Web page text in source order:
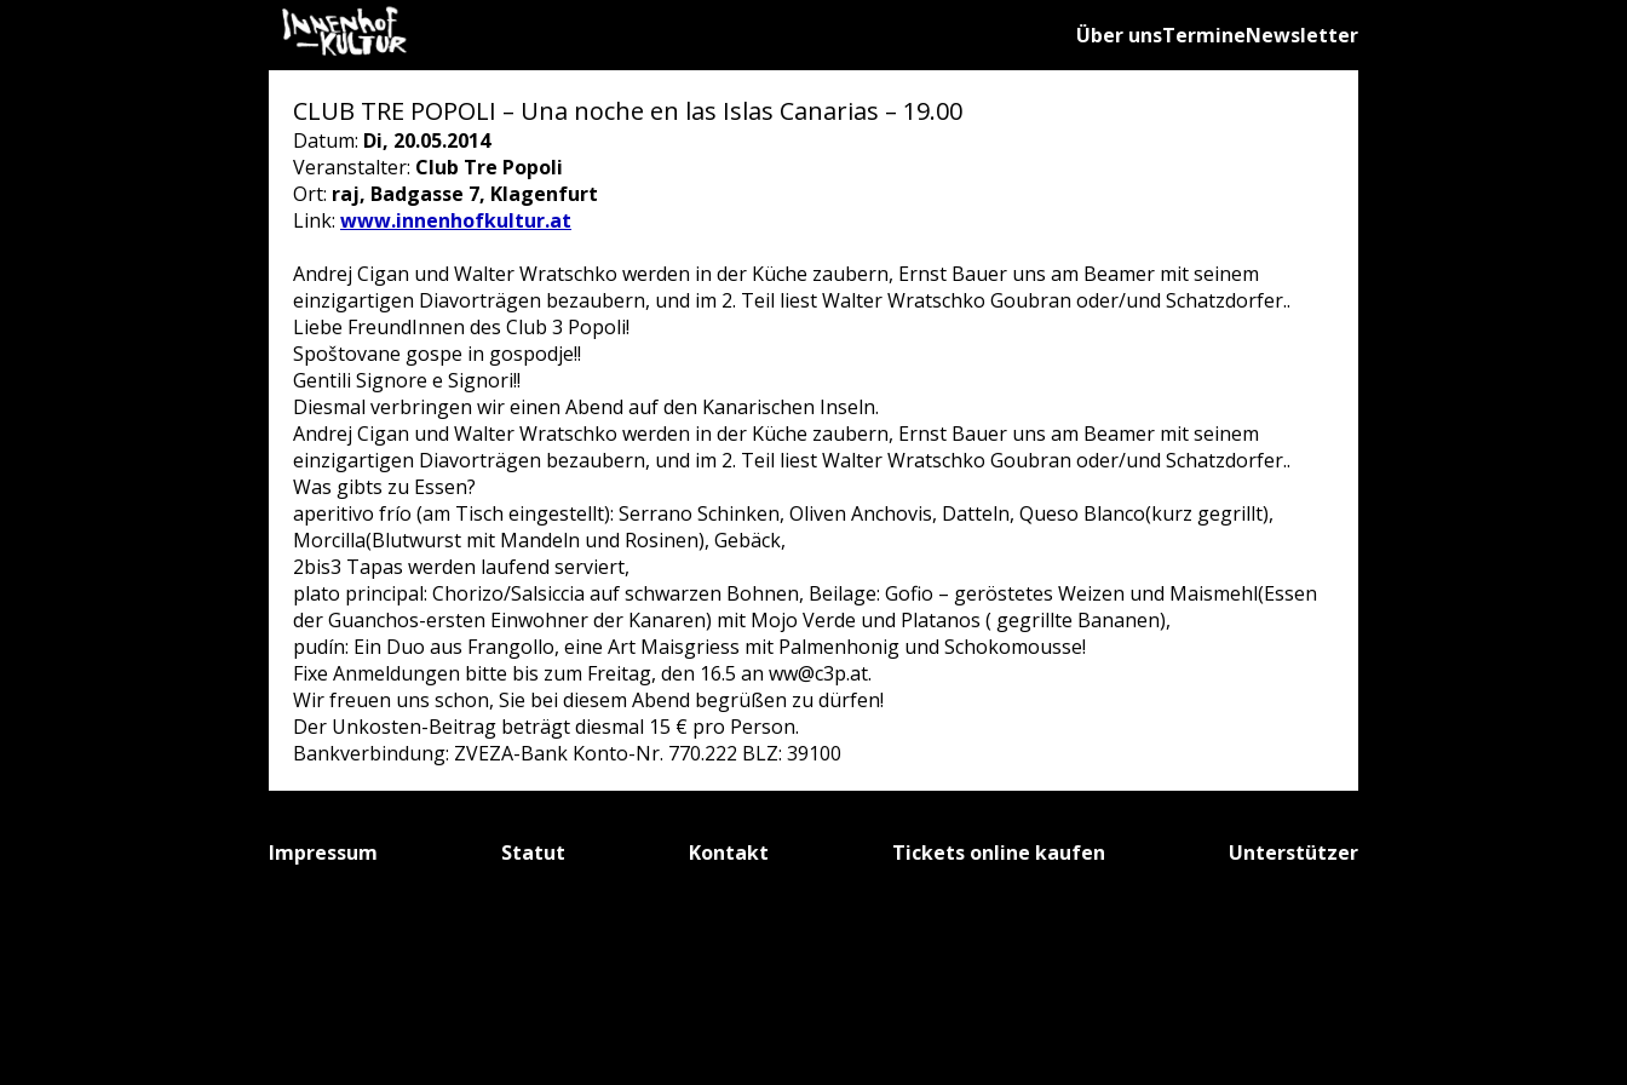
Über unsTermineNewsletter
CLUB TRE POPOLI – Una noche en las Islas Canarias – 19.00
Datum: Di, 20.05.2014
Veranstalter: Club Tre Popoli
Ort: raj, Badgasse 7, Klagenfurt
Link: www.innenhofkultur.at
Andrej Cigan und Walter Wratschko werden in der Küche zaubern, Ernst Bauer uns am Beamer mit seinem
einzigartigen Diavorträgen bezaubern, und im 2. Teil liest Walter Wratschko Goubran oder/und Schatzdorfer..
Liebe FreundInnen des Club 3 Popoli!
Spoštovane gospe in gospodje!!
Gentili Signore e Signori!!
Diesmal verbringen wir einen Abend auf den Kanarischen Inseln.
Andrej Cigan und Walter Wratschko werden in der Küche zaubern, Ernst Bauer uns am Beamer mit seinem
einzigartigen Diavorträgen bezaubern, und im 2. Teil liest Walter Wratschko Goubran oder/und Schatzdorfer..
Was gibts zu Essen?
aperitivo frío (am Tisch eingestellt): Serrano Schinken, Oliven Anchovis, Datteln, Queso Blanco(kurz gegrillt),
Morcilla(Blutwurst mit Mandeln und Rosinen), Gebäck,
2bis3 Tapas werden laufend serviert,
plato principal: Chorizo/Salsiccia auf schwarzen Bohnen, Beilage: Gofio – geröstetes Weizen und Maismehl(Essen
der Guanchos-ersten Einwohner der Kanaren) mit Mojo Verde und Platanos ( gegrillte Bananen),
pudín: Ein Duo aus Frangollo, eine Art Maisgriess mit Palmenhonig und Schokomousse!
Fixe Anmeldungen bitte bis zum Freitag, den 16.5 an ww@c3p.at.
Wir freuen uns schon, Sie bei diesem Abend begrüßen zu dürfen!
Der Unkosten-Beitrag beträgt diesmal 15 € pro Person.
Bankverbindung: ZVEZA-Bank Konto-Nr. 770.222 BLZ: 39100
Impressum Statut Kontakt Tickets online kaufen Unterstützer